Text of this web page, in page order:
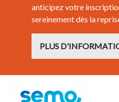
anticipez votre
sereinement dès la
PLUS